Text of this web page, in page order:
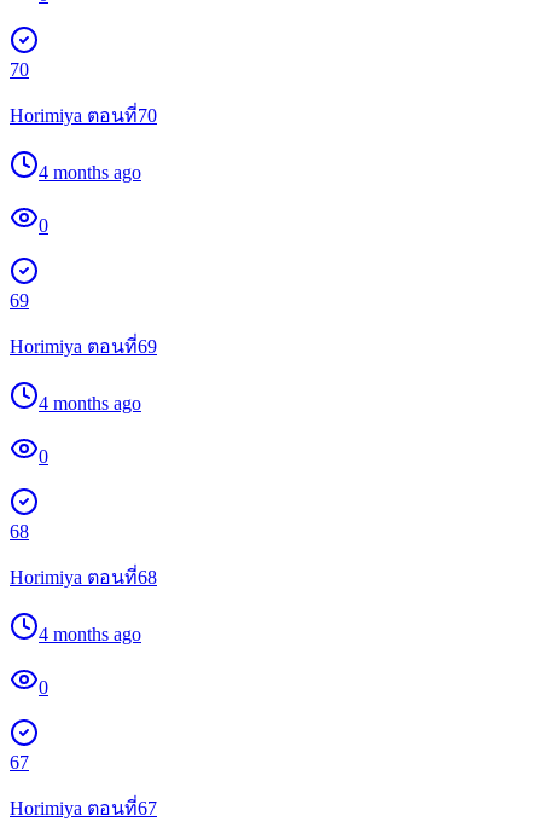
70
Horimiya ตอนที่70
4 months ago
0
69
Horimiya ตอนที่69
4 months ago
0
68
Horimiya ตอนที่68
4 months ago
0
67
Horimiya ตอนที่67